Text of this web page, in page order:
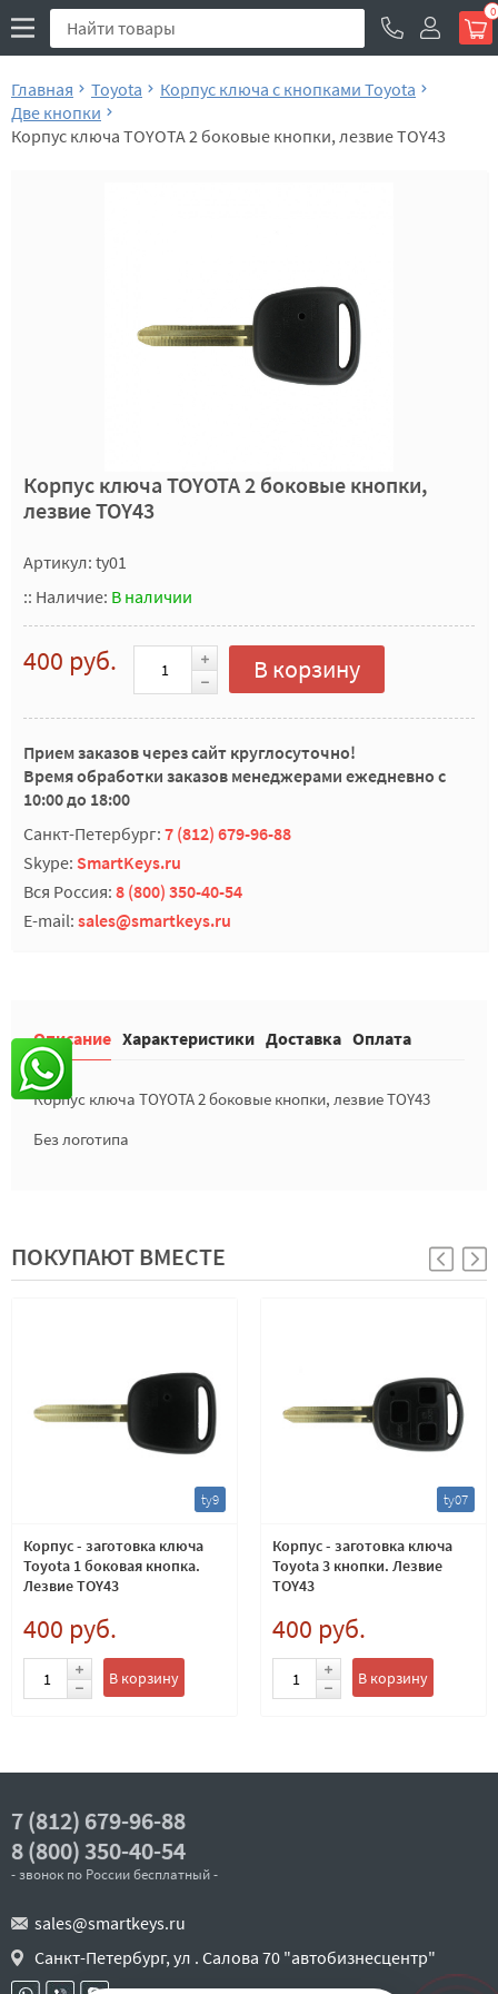
0
Главная Toyota
Корпус ключа с кнопками Toyota
Две кнопки
Корпус ключа TOYOTA 2 боковые кнопки, лезвие TOY43
Корпус ключа TOYOTA 2 боковые кнопки,
лезвие TOY43
Артикул: ty01
:: Наличие: В наличии
400 руб. В корзину
Прием заказов через сайт круглосуточно!
Время обработки заказов менеджерами ежедневно с
10:00 до 18:00
Санкт-Петербург: 7 (812) 679-96-88
Skype: SmartKeys.ru
Вся Россия: 8 (800) 350-40-54
E-mail: sales@smartkeys.ru
Описание Характеристики Доставка Оплата
Корпус ключа TOYOTA 2 боковые кнопки, лезвие TOY43
Без логотипа
ПОКУПАЮТ ВМЕСТЕ
ty9
Корпус - заготовка ключа
Toyota 1 боковая кнопка.
Лезвие TOY43
400 руб.
В корзину
ty07
Корпус - заготовка ключа
Toyota 3 кнопки. Лезвие
TOY43
400 руб.
В корзину
7 (812) 679-96-88
8 (800) 350-40-54
- звонок по России бесплатный -
sales@smartkeys.ru
Санкт-Петербург, ул . Салова 70 "автобизнесцентр"